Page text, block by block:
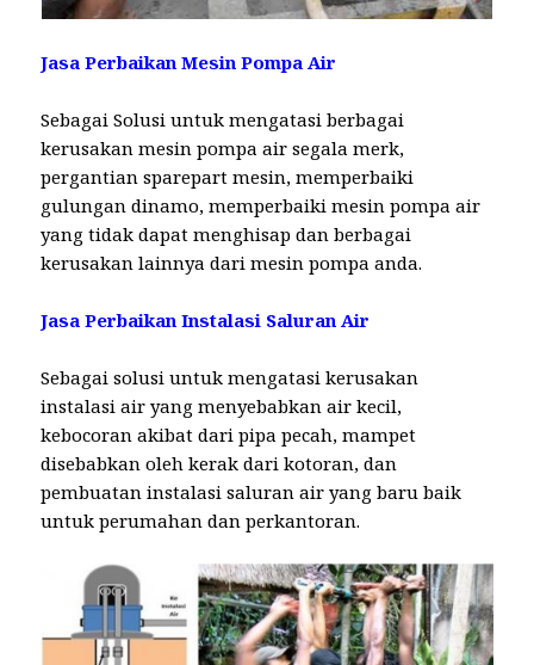
Jasa Perbaikan Mesin Pompa Air
Sebagai Solusi untuk mengatasi berbagai
kerusakan mesin pompa air segala merk,
pergantian sparepart mesin, memperbaiki
gulungan dinamo, memperbaiki mesin pompa air
yang tidak dapat menghisap dan berbagai
kerusakan lainnya dari mesin pompa anda.
Jasa Perbaikan Instalasi Saluran Air
Sebagai solusi untuk mengatasi kerusakan
instalasi air yang menyebabkan air kecil,
kebocoran akibat dari pipa pecah, mampet
disebabkan oleh kerak dari kotoran, dan
pembuatan instalasi saluran air yang baru baik
untuk perumahan dan perkantoran.